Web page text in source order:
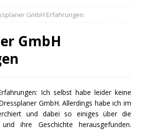
GmbH Erfahrungen
GmbH
Ich selbst habe leider keine
GmbH. Allerdings habe ich im
und dabei so einiges über die
ihre Geschichte herausgefunden.